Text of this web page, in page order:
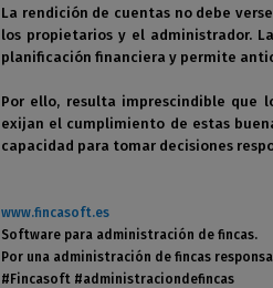
La rendición de cuentas no debe
los propietarios y el administrador.
planificación financiera y permite
Por ello, resulta imprescindible que
exijan el cumplimiento de estas
capacidad para tomar decisiones
www.fincasoft.es
Software para administración de fincas.
Por una administración de fincas
#Fincasoft #administraciondefincas